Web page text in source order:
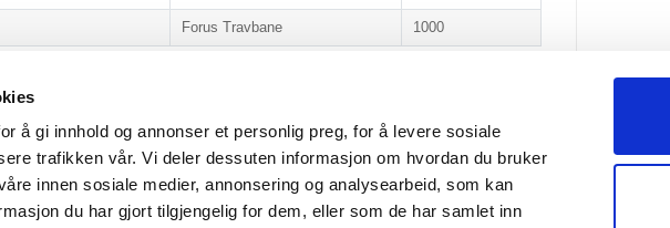
å gi innhold og annonser et personlig preg, for å levere sosiale
trafikken vår. Vi deler dessuten informasjon om hvordan du bruker
innen sosiale medier, annonsering og analysearbeid, som kan
du har gjort tilgjengelig for dem, eller som de har samlet inn
Forus Travbane 1000